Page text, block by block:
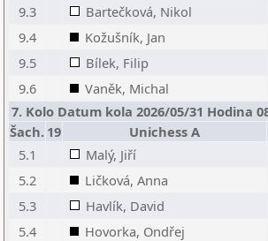
9.3
Bartečková, Nikol
9.4
Kožušník, Jan
9.5
Bílek, Filip
9.6
Vaněk, Michal
7. Kolo Datum kola 2026/05/31 Hodina
Šach. 19 Unichess A
5.1
Malý, Jiří
5.2
Ličková, Anna
5.3
Havlík, David
5.4
Hovorka, Ondřej